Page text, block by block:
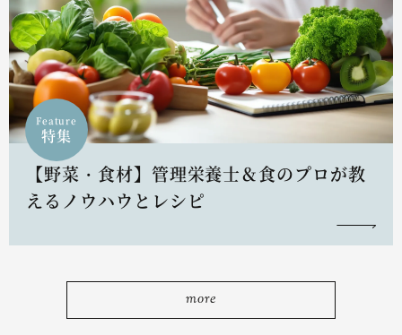
Feature
特集
【野菜・食材】管理栄養士＆食のプロが教
えるノウハウとレシピ
more